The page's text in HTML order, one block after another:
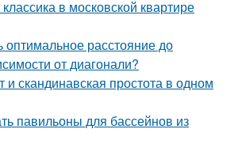
в московской квартире
оптимальное расстояние до
от диагонали?
и скандинавская простота в одном
павильоны для бассейнов из